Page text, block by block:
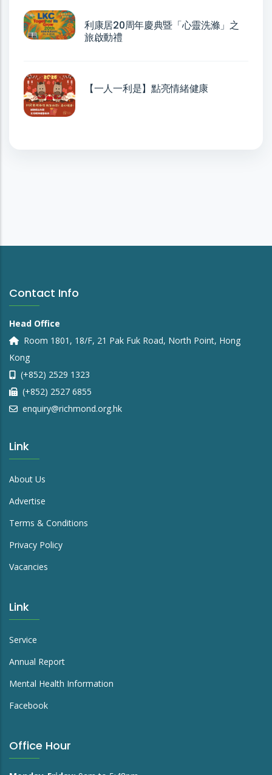
利康居20周年慶典暨「心靈洗滌」之
旅啟動禮
【一人一利是】點亮情緒健康
Contact Info
Head Office
Room 1801, 18/F, 21 Pak Fuk Road, North Point, Hong
Kong
(+852) 2529 1323
(+852) 2527 6855
enquiry@richmond.org.hk
Link
About Us
Advertise
Terms & Conditions
Privacy Policy
Vacancies
Link
Service
Annual Report
Mental Health Information
Facebook
Office Hour